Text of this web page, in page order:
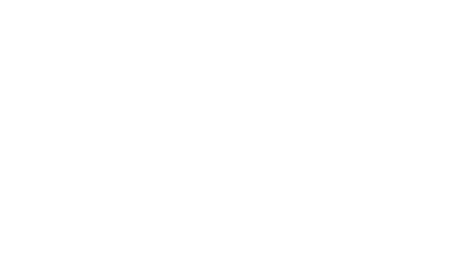
外倩彤等美食主播、主持，緊貼最新飲食
势回归！以女性出发点的节目议题，聚焦女性的职场与生活感受